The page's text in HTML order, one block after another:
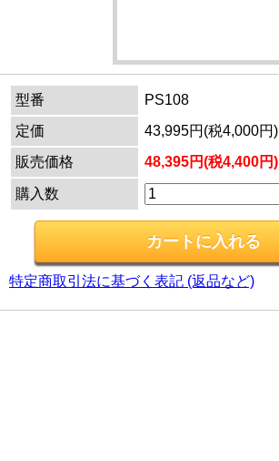
型番
PS108
定価
43,995円(税4,000円)
販売価格
48,395円(税4,400円)
購入数
特定商取引法に基づく表記 (返品など)